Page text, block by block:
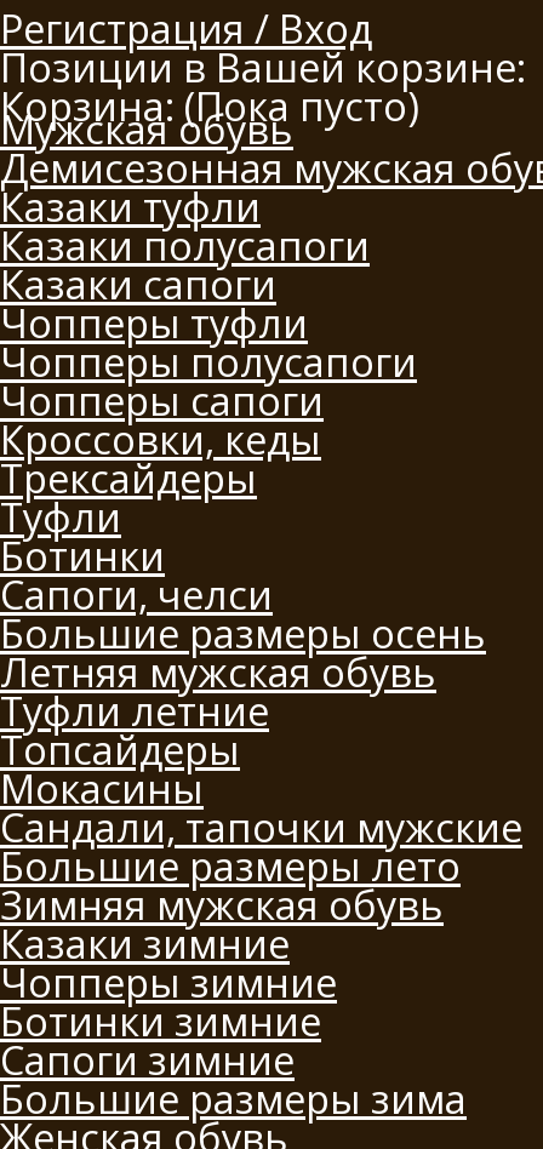
Регистрация / Вход
Позиции в Вашей корзине:
Корзина: (Пока пусто)
Мужская обувь
Демисезонная мужская
Казаки туфли
Казаки полусапоги
Казаки сапоги
Чопперы туфли
Чопперы полусапоги
Чопперы сапоги
Кроссовки, кеды
Трексайдеры
Туфли
Ботинки
Сапоги, челси
Большие размеры осень
Летняя мужская обувь
Туфли летние
Топсайдеры
Мокасины
Сандали, тапочки мужские
Большие размеры лето
Зимняя мужская обувь
Казаки зимние
Чопперы зимние
Ботинки зимние
Сапоги зимние
Большие размеры зима
Женская обувь